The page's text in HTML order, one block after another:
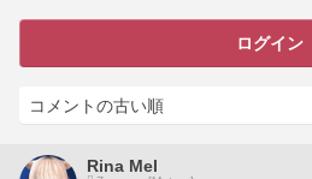
ログイン
Rina Mel